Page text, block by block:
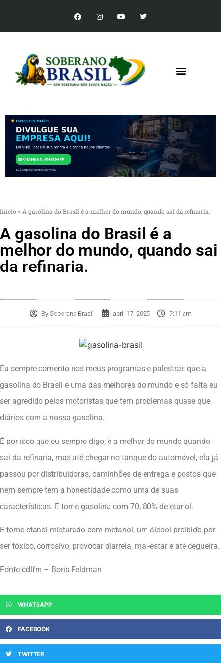
Início » A gasolina do Brasil é a melhor do mundo, quando sai da refinaria.
A gasolina do Brasil é a
melhor do mundo, quando sai
da refinaria.
BySoberano Brasil abril 17, 2025 7:11 am
Eu sempre comento nos meus programas e palestras que a
gasolina do Brasil é uma das melhores do mundo e só falta eu
ser agredido pelos motoristas que tem problemas quase que
diários com a nossa gasolina.
É por isso que eu sempre digo, é a melhor do mundo quando
sai da refinaria, mas até chegar no tanque do automóvel, ela já
passou por distribuidoras, caminhões de entrega e postos que
nem sempre tem a honestidade como uma de suas
características. E tome gasolina com 70, 80% de etanol.
E tome etanol misturado com metanol, um álcool proibido por
ser tóxico, corrosivo, provocar diarreia, mal-estar e até cegueira.
Fonte cdlfm – Boris Feldman
WHATSAPP
FACEBOOK
TWITTER